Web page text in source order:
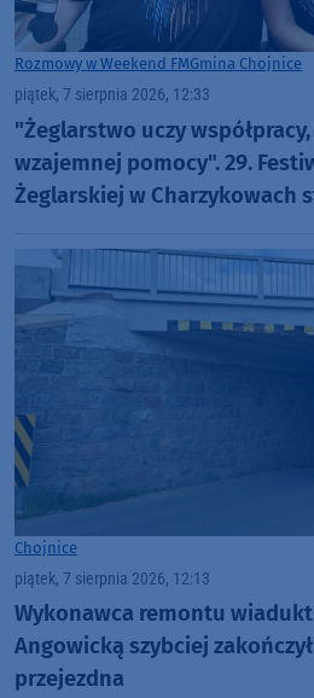
Rozmowy w Weekend FMGmina Chojnice
piątek, 7 sierpnia 2026, 12:33
"Żeglarstwo uczy
wzajemnej pomocy". 29.
Żeglarskiej w Charzykowach
Chojnice
piątek, 7 sierpnia 2026, 12:13
Wykonawca remontu
Angowicką szybciej
przejezdna